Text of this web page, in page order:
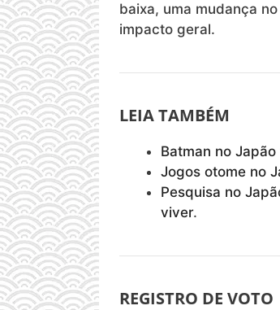
baixa, uma mudança
impacto geral.
LEIA TAMBÉM
Batman no
Jogos otome no
Pesquisa no
viver.
REGISTRO DE VOTO